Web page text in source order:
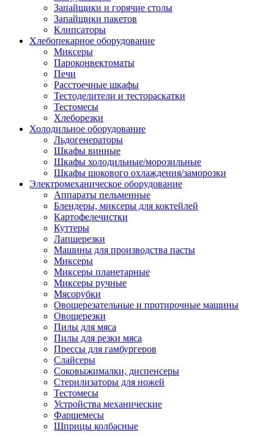
Запайщики и горячие столы
Запайщики пакетов
Клипсаторы
Хлебопекарное оборудование
Миксеры
Пароконвектоматы
Печи
Расстоечные шкафы
Тестоделители и тестораскатки
Тестомесы
Хлеборезки
Холодильное оборудование
Льдогенераторы
Шкафы винные
Шкафы холодильные/морозильные
Шкафы шокового охлаждения/заморозки
Электромеханическое оборудование
Аппараты пельменные
Блендеры, миксеры для коктейлей
Картофелечистки
Куттеры
Лапшерезки
Машины для производства пасты
Миксеры
Миксеры планетарные
Миксеры ручные
Мясорубки
Овощерезательные и протирочные машины
Овощерезки
Пилы для мяса
Пилы для резки мяса
Прессы для гамбургеров
Слайсеры
Соковыжималки, диспенсеры
Стерилизаторы для ножей
Тестомесы
Устройства механические
Фаршемесы
Шприцы колбасные